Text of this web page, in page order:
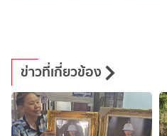
ข่าวที่เกี่ยวข้อง